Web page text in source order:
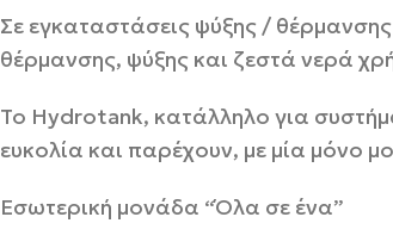
Σε εγκαταστάσεις ψύξης /
θέρμανσης, ψύξης και ζεστά νερά
Το Hydrotank, κατάλληλο για
ευκολία και παρέχουν, με μία μόνο
Εσωτερική μονάδα “Όλα σε ένα”